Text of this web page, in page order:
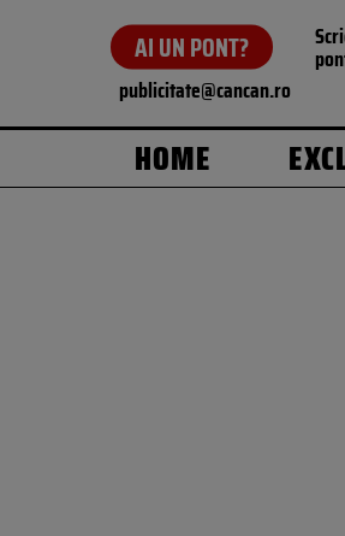
AI UN PONT?
publicitate@cancan.ro
HOME